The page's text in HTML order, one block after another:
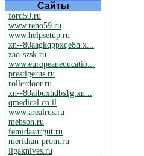
Сайты
ford59.ru
www.reno59.ru
www.helpsetup.ru
xn--80aagkqppxqe8h.x...
zao-szsk.ru
www.europeaneducatio...
prestigerus.ru
rollerdoor.ru
xn--80aibuxhdbs1g.xn...
qmedical.co.il
www.arealrus.ru
mebson.ru
femidasurgut.ru
meridian-prom.ru
ligaknives.ru